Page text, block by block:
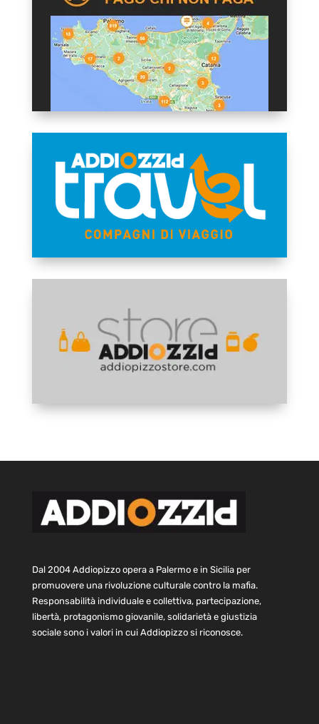
Dal 2004 Addiopizzo opera a Palermo e in Sicilia per
promuovere una rivoluzione culturale contro la mafia.
Responsabilità individuale e collettiva, partecipazione,
libertà, protagonismo giovanile, solidarietà e giustizia
sociale sono i valori in cui Addiopizzo si riconosce.